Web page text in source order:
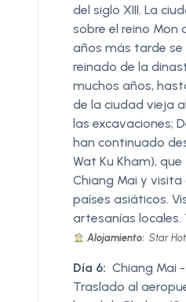
del siglo XIII. La
sobre el reino Mon
años más tarde se
reinado de la
muchos años,
de la ciudad vieja
las excavaciones;
han continuado
Wat Ku Kham),
Chiang Mai y
países asiáticos.
artesanías locales.
Alojamiento: Star
Día 6: Chiang Mai
Traslado al